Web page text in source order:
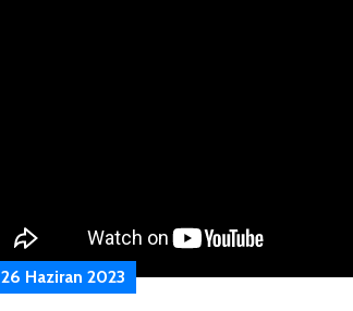
26 Haziran 2023